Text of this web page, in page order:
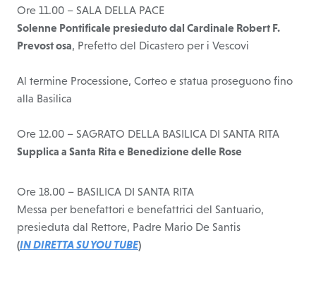
Ore 11.00 – SALA DELLA PACE
Solenne Pontificale presieduto dal Cardinale Robert F.
Prevost osa, Prefetto del Dicastero per i Vescovi
Al termine Processione, Corteo e statua proseguono fino
alla Basilica
Ore 12.00 – SAGRATO DELLA BASILICA DI SANTA RITA
Supplica a Santa Rita e Benedizione delle Rose
Ore 18.00 – BASILICA DI SANTA RITA
Messa per benefattori e benefattrici del Santuario,
presieduta dal Rettore, Padre Mario De Santis
(IN DIRETTA SU YOU TUBE)